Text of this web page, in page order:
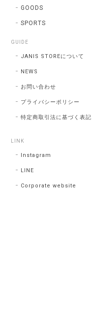
GOODS
SPORTS
GUIDE
JANIS STOREについて
NEWS
お問い合わせ
プライバシーポリシー
特定商取引法に基づく表記
LINK
Instagram
LINE
Corporate website